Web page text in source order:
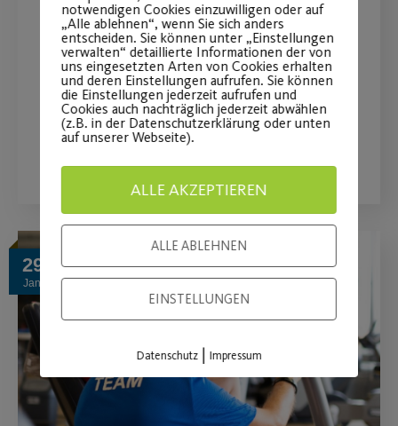
Winterwelt
Zauberhaftes Ambiente vor
historischer Kulisse
WEITERLESEN
29
Jan.
notwendigen Cookies einzuwilligen oder auf
„Alle ablehnen“, wenn Sie sich anders
entscheiden. Sie können unter „Einstellungen
verwalten“ detaillierte Informationen der von
uns eingesetzten Arten von Cookies erhalten
und deren Einstellungen aufrufen. Sie können
die Einstellungen jederzeit aufrufen und
Cookies auch nachträglich jederzeit abwählen
(z.B. in der Datenschutzerklärung oder unten
auf unserer Webseite).
ALLE AKZEPTIEREN
ALLE ABLEHNEN
EINSTELLUNGEN
Datenschutz| Impressum